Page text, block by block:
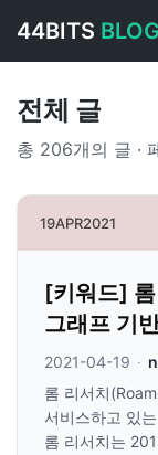
44BITS BLOG
전체 글
총 206개의 글 ·
19APR2021
[키워드]
그래프 기
2021-04-19 ·
롬 리서치
서비스하고 있
롬 리서치는